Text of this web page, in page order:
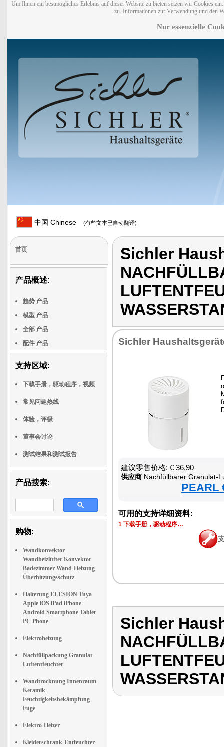
Um Ihnen ein bestmögliches Erlebnis auf dieser Website zu bieten setzen wir Cookies
zu. Informationen zur Verwendung und den
Nur essenzielle
中国 Chinese (有些文本已自动翻译)
首页
产品概述:
趋势 产品
模型 产品
全部 产品
配件 产品
支持区域:
下载手册，驱动程序，视频
常见问题热线
体验，评级
董事会讨论
测试结果和测试报告
产品搜索:
购物:
Wandkonvektor
Wandheizlüfter Konvektor
Badezimmer Wand-Heizung
Überhitzungsschutz
Halterung ELESION Tuya
Apple iOS iPad iPhone
Android Smartphone Tablet
PC Phone
Elektroheizung
Nachfüllpackung Granulat
Luftentfeuchter
Wandtrocknung Innenraum
Keramik
Feuchtigkeitsbekämpfung
Fuge
Elektro-Heizer
Kleiderschrank-Entfeuchter
Sichler
Sichler
建议零售价格: € 36,90
供应商 Nachfüllbarer Granulat-Luftentfeuchter
PEARL
可用的支持详细资料:
1 下载手册，驱动程序…
Sichler